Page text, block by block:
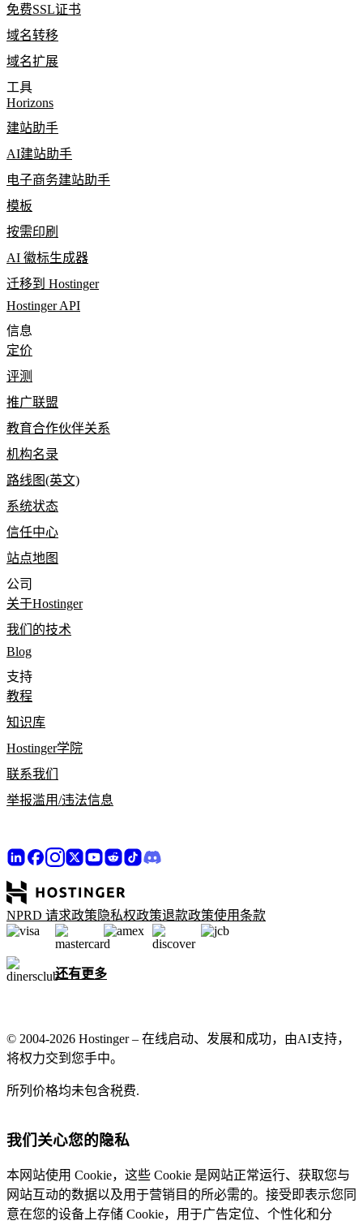
免费SSL证书
域名转移
域名扩展
工具
Horizons
建站助手
AI建站助手
电子商务建站助手
模板
按需印刷
AI 徽标生成器
迁移到 Hostinger
Hostinger API
信息
定价
评测
推广联盟
教育合作伙伴关系
机构名录
路线图(英文)
系统状态
信任中心
站点地图
公司
关于Hostinger
我们的技术
Blog
支持
教程
知识库
Hostinger学院
联系我们
举报滥用/违法信息
NPRD 请求政策 隐私权政策退款政策使用条款
还有更多
© 2004-2026 Hostinger – 在线启动、发展和成功，由AI支持，
将权力交到您手中。
所列价格均未包含税费.
我们关心您的隐私
本网站使用 Cookie，这些 Cookie 是网站正常运行、获取您与
网站互动的数据以及用于营销目的所必需的。接受即表示您同
意在您的设备上存储 Cookie，用于广告定位、个性化和分